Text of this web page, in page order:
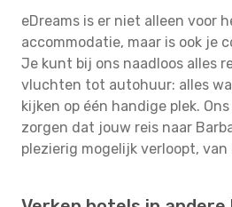
eDreams is er niet alleen voor
accommodatie, maar is ook je
Je kunt bij ons naadloos alles
vluchten tot autohuur: alles
kijken op één handige plek.
zorgen dat jouw reis naar
plezierig mogelijk verloopt,